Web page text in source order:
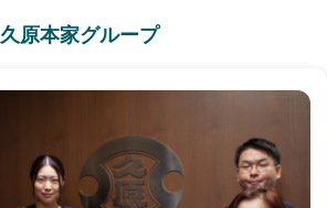
久原本家グループ